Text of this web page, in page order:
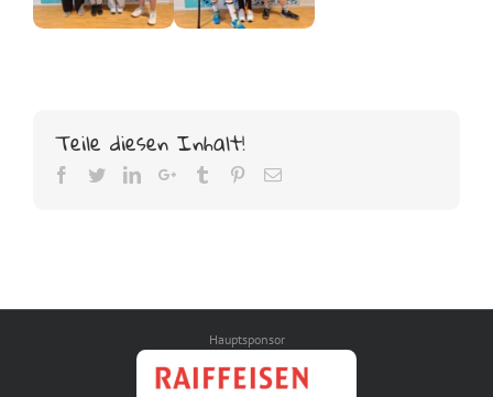
Teile diesen Inhalt!
Facebook
TwitterLinkedInGoogle+TumblrPinterestEmail
Hauptsponsor